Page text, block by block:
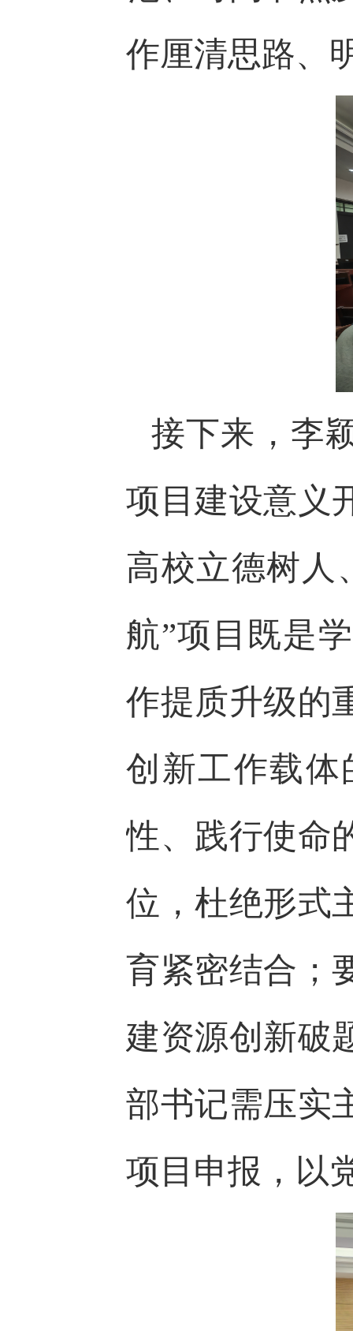
作厘清思路、
接下来，李
项目建设意义
高校立德树人
航”项目既是
作提质升级的
创新工作载体
性、践行使命
位，杜绝形式
育紧密结合；
建资源创新破
部书记需压实
项目申报，以